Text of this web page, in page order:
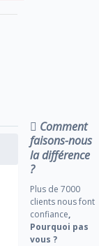
Comment
faisons-nous
la différence
?
Plus de 7000
clients nous font
confiance,
Pourquoi pas
vous ?